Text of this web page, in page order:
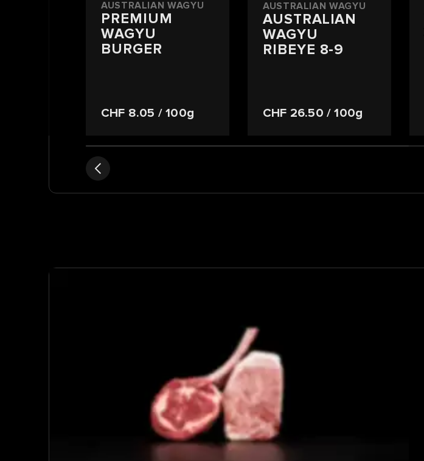
AUSTRALIAN WAGYU
PREMIUM
WAGYU
BURGER
CHF 8.05 / 100g
AUSTRALIAN WAGYU
AUSTRALIAN
WAGYU
RIBEYE 8-9
CHF 26.50 / 100g